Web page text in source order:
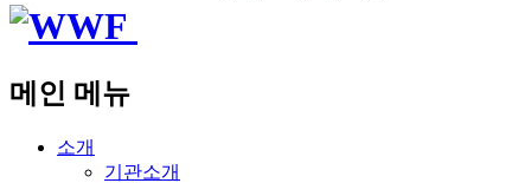
메인 메뉴
소개
기관소개